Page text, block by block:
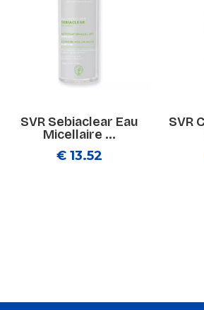
SVR Sebiaclear Eau
Micellaire ...
€ 13.52
SVR